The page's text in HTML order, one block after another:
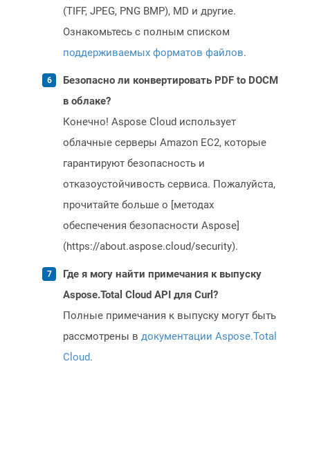
(TIFF, JPEG, PNG BMP), MD и другие.
Ознакомьтесь с полным списком
поддерживаемых форматов файлов.
Безопасно ли конвертировать PDF to DOCM
в облаке?
Конечно! Aspose Cloud использует
облачные серверы Amazon EC2, которые
гарантируют безопасность и
отказоустойчивость сервиса. Пожалуйста,
прочитайте больше о [методах
обеспечения безопасности Aspose]
(https://about.aspose.cloud/security).
Где я могу найти примечания к выпуску
Aspose.Total Cloud API для Curl?
Полные примечания к выпуску могут быть
рассмотрены в документации Aspose.Total
Cloud.